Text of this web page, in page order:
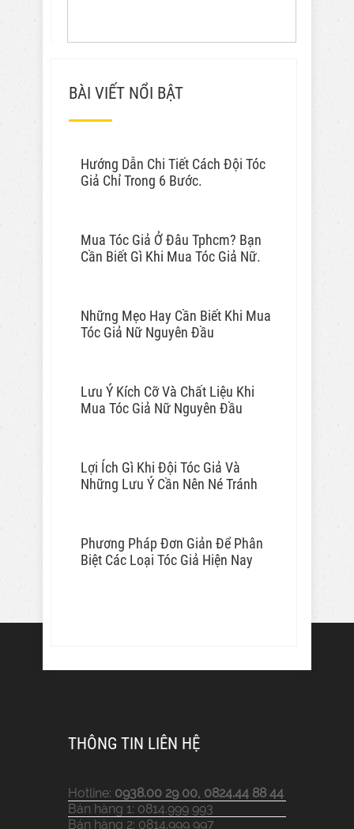
BÀI VIẾT NỔI BẬT
Hướng Dẫn Chi Tiết Cách Đội Tóc
Giả Chỉ Trong 6 Bước.
Mua Tóc Giả Ở Đâu Tphcm? Bạn
Cần Biết Gì Khi Mua Tóc Giả Nữ.
Những Mẹo Hay Cần Biết Khi Mua
Tóc Giả Nữ Nguyên Đầu
Lưu Ý Kích Cỡ Và Chất Liệu Khi
Mua Tóc Giả Nữ Nguyên Đầu
Lợi Ích Gì Khi Đội Tóc Giả Và
Những Lưu Ý Cần Nên Né Tránh
Phương Pháp Đơn Giản Để Phân
Biệt Các Loại Tóc Giả Hiện Nay
THÔNG TIN LIÊN HỆ
Hotline: 0938.00 29 00, 0824.44 88 44
Bán hàng 1: 0814.999 993
Bán hàng 2: 0814.999 997